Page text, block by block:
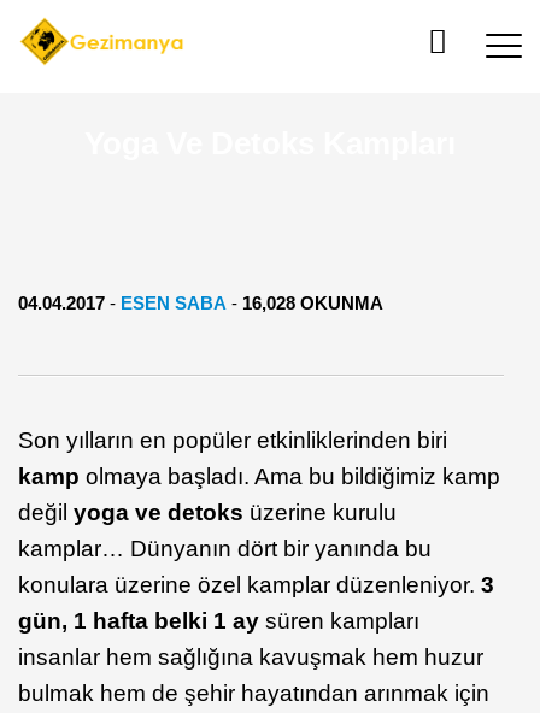
04.04.2017 - ESEN SABA - 16,028 OKUNMA
Son yılların en popüler etkinliklerinden biri
kamp olmaya başladı. Ama bu bildiğimiz kamp
değil yoga ve detoks üzerine kurulu
kamplar… Dünyanın dört bir yanında bu
konulara üzerine özel kamplar düzenleniyor. 3
gün, 1 hafta belki 1 ay süren kampları
insanlar hem sağlığına kavuşmak hem huzur
bulmak hem de şehir hayatından arınmak için